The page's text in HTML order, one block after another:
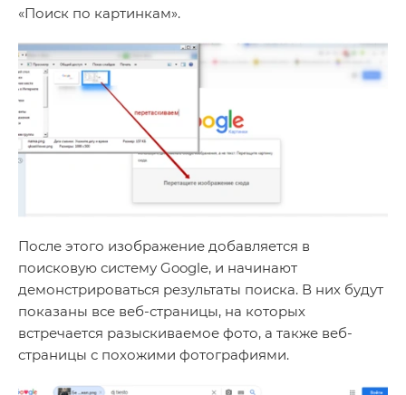
«Поиск по картинкам».
После этого изображение добавляется в
поисковую систему Google, и начинают
демонстрироваться результаты поиска. В них будут
показаны все веб-страницы, на которых
встречается разыскиваемое фото, а также веб-
страницы с похожими фотографиями.